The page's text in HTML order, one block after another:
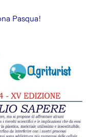
Pasqua!